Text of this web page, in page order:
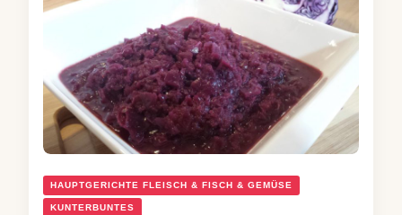
HAUPTGERICHTE FLEISCH & FISCH & GEMÜSE
KUNTERBUNTES